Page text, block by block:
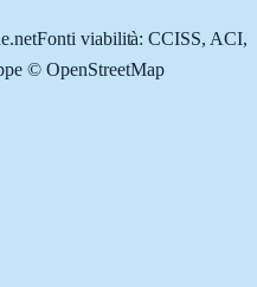
Fonti viabilità: CCISS, ACI,
© OpenStreetMap